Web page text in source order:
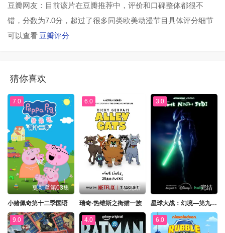
豆瓣网友：目前该片在豆瓣推荐中，评价和口碑整体都很不
错，分数为7.0分，超过了很多同类欧美动漫节目具体评分细节
可以查看 豆瓣评分
猜你喜欢
7.0
更新至第03集
小猪佩奇第十二季国语
6.0
已完结
瑞奇·热维斯之街猫一族
3.0
完结
星球大战：幻境—第九个绝地武士
9.0 4.0 6.0